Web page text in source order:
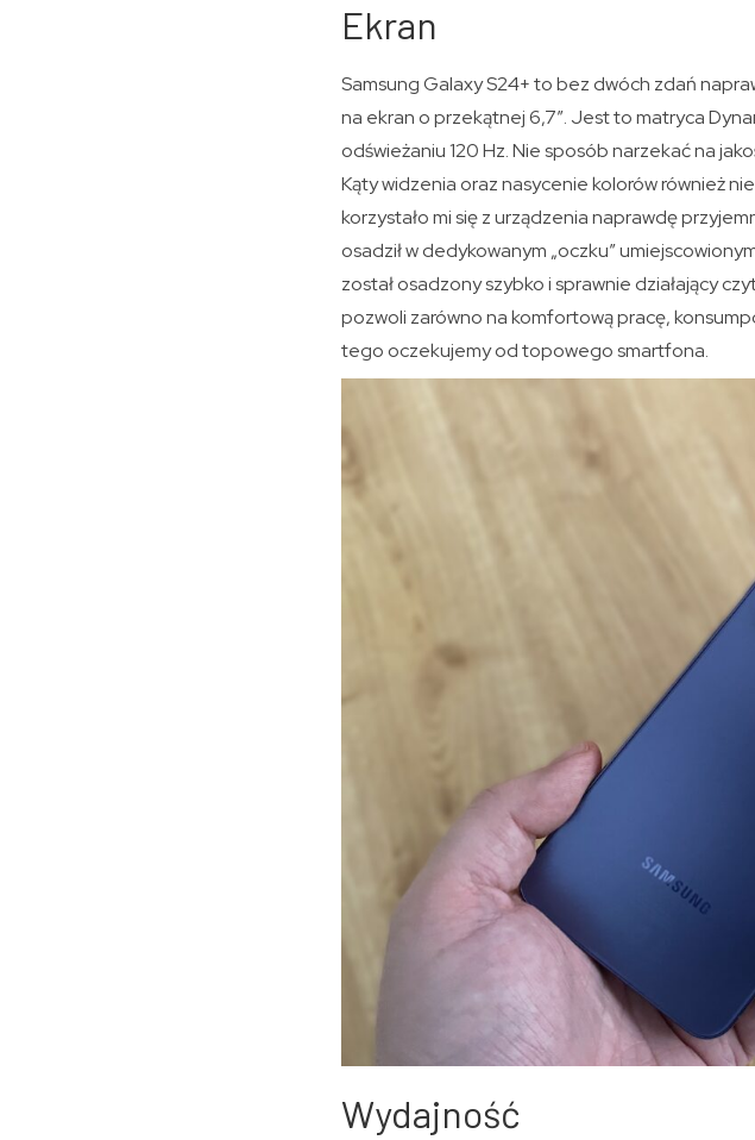
Ekran
Samsung Galaxy S24+ to bez dwóch zdań
na ekran o przekątnej 6,7″. Jest to matryca
odświeżaniu 120 Hz. Nie sposób narzekać na
Kąty widzenia oraz nasycenie kolorów również
korzystało mi się z urządzenia naprawdę
osadził w dedykowanym „oczku”
został osadzony szybko i sprawnie działający
pozwoli zarówno na komfortową pracę,
tego oczekujemy od topowego smartfona.
Wydajność